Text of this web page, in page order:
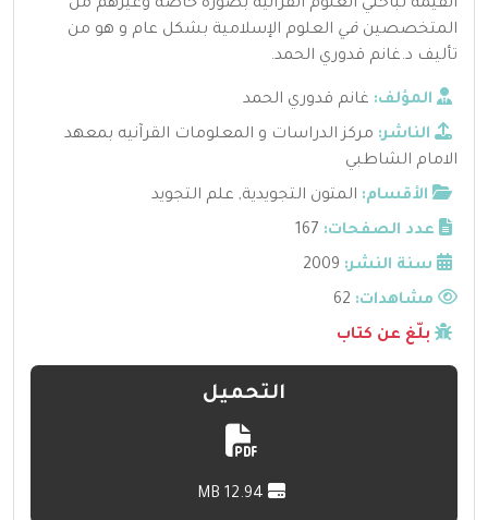
القيمة لباحثي العلوم القرآنية بصورة خاصة وغيرهم من
المتخصصين في العلوم الإسلامية بشكل عام و هو من
تأليف د.غانم قدوري الحمد.
المؤلف: غانم قدوري الحمد
الناشر: مركز الدراسات و المعلومات القرآنيه بمعهد
الامام الشاطبي
الأقسام: المتون التجويدية, علم التجويد
عدد الصفحات: 167
سنة النشر: 2009
مشاهدات:
بلّغ عن كتاب
التحميل